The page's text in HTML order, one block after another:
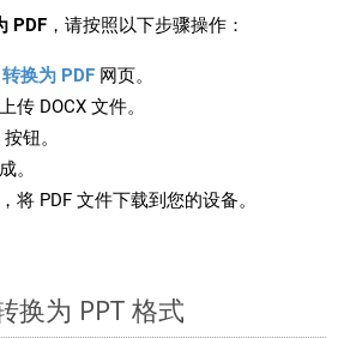
PDF ，请按照以下步骤操作：
转换为 PDF 网页。
传 DOCX 文件。
按钮。
。
将 PDF 文件下载到您的设备。
换为 PPT 格式